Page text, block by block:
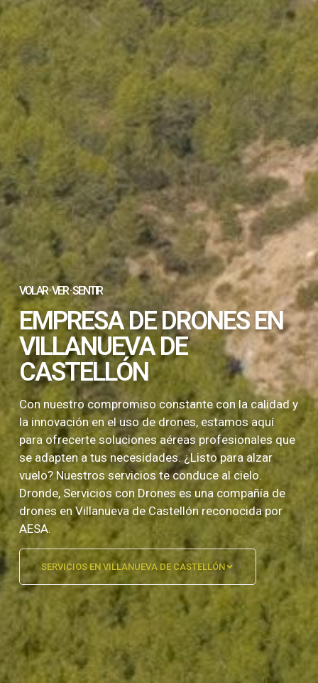
VOLAR · VER · SENTIR
EMPRESA DE DRONES EN
VILLANUEVA DE
CASTELLÓN
Con nuestro compromiso constante con la calidad y
la innovación en el uso de drones, estamos aquí
para ofrecerte soluciones aéreas profesionales que
se adapten a tus necesidades. ¿Listo para alzar
vuelo? Nuestros servicios te conduce al cielo.
Dronde, Servicios con Drones es una compañía de
drones en Villanueva de Castellón reconocida por
AESA.
SERVICIOS EN VILLANUEVA DE CASTELLÓN